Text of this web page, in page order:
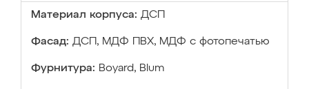
Материал корпуса: ДСП
Фасад: ДСП, МДФ ПВХ, МДФ с фотопечатью
Фурнитура: Boyard, Blum